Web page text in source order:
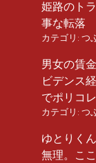
姫路のト
事な転落
カテゴリ: つ
男女の賃
ビデンス
でポリコ
カテゴリ: つ
ゆとりく
無理。こ